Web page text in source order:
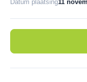
Call
(softphones/
V-Tap VoIP
Datum plaatsing11